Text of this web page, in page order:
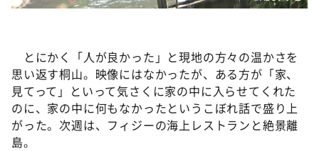
とにかく「人が良かった」と現地の方々の温かさを
思い返す桐山。映像にはなかったが、ある方が「家、
見てって」といって気さくに家の中に入らせてくれた
のに、家の中に何もなかったというこぼれ話で盛り上
がった。次週は、フィジーの海上レストランと絶景離
島。